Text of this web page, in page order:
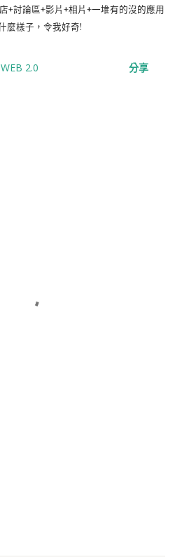
+討論區+影片+相片+一堆有的沒的應用
麼樣子，令我好奇!
WEB 2.0 分享